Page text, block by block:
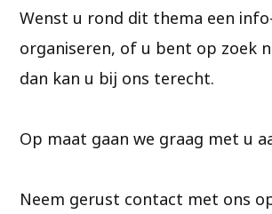
Wenst u rond dit thema een
organiseren, of u bent op zoek
dan kan u bij ons terecht.
Op maat gaan we graag met u
Neem gerust contact met ons